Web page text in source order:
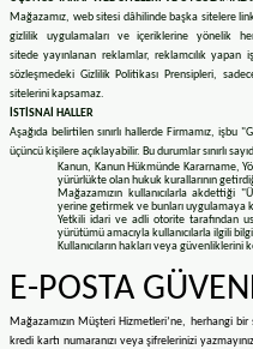
Mağazamız, web sitesi dâhilinde başka sitelere
gizlilik uygulamaları ve içeriklerine yönelik
sitedeyayınlanan reklamlar, reklamcılık yapan iş
sözleşmedeki Gizlilik Politikası Prensipleri,
sitelerini kapsamaz.
İSTİSNAİ HALLER
Aşağıda belirtilen sınırlı hallerde Firmamız, işbu
üçüncü kişilere açıklayabilir. Bu durumlar sınırlı
Kanun, Kanun Hükmünde Kararname,
yürürlükte olan hukuk kurallarının
Mağazamızın kullanıcılarla akdettiği
yerine getirmek ve bunları uygulamaya
Yetkili idari ve adli otorite tarafından
yürütümü amacıyla kullanıcılarla ilgili
Kullanıcıların hakları veya
E-POSTA
Mağazamızın Müşteri Hizmetleri’ne, herhangi
kredi kartı numaranızı veya şifrelerinizi